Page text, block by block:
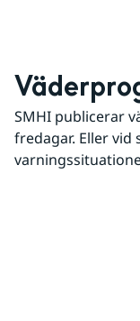
SMHI publicerar
fredagar. Eller vid